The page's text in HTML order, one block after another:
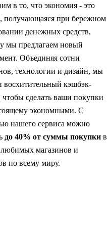
в то, что экономия - это
получающаяся при бережном
денежных средств,
мы предлагаем новый
Объединяя сотни
технологии и дизайн, мы
восхитительный кэшбэк-
чтобы сделать ваши покупки
экономными. С
нашего сервиса можно
до 40% от суммы покупкив
любимых магазинов и
по всему миру.